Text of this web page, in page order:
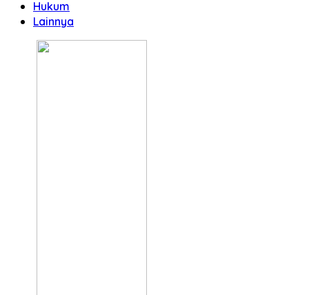
Hukum
Lainnya